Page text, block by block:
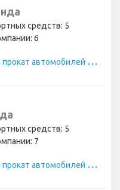
средств: 5
6
П
росмотреть прокат автомобилей Skoda
средств: 5
7
П
росмотреть прокат автомобилей Seat